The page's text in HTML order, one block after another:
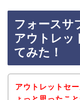
フォースサ
アウトレッ
てみた！
アウトレットセ